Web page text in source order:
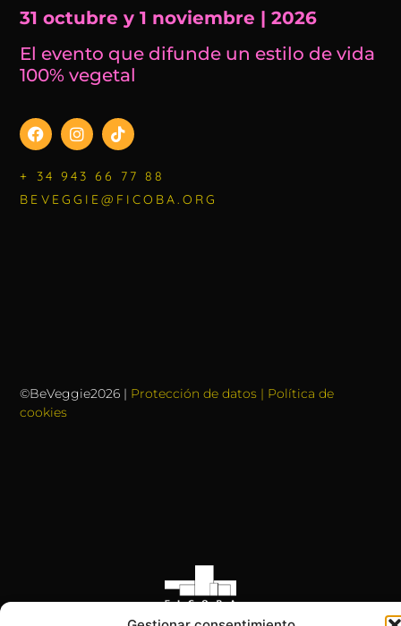
31 octubre y 1 noviembre | 2026
El evento que difunde un estilo de vida
100% vegetal
+ 34 943 66 77 88
BEVEGGIE@FICOBA.ORG
©BeVeggie2026 | Protección de datos | Política de
cookies